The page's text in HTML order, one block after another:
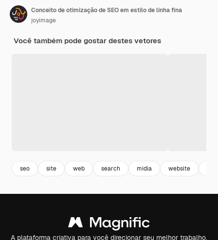
Conceito de otimização de SEO em estilo de linha fina
joyimage
Você também pode gostar destes vetores
seo site web search midia website
A plataforma criativa para você direcionar seu melhor trabalho.